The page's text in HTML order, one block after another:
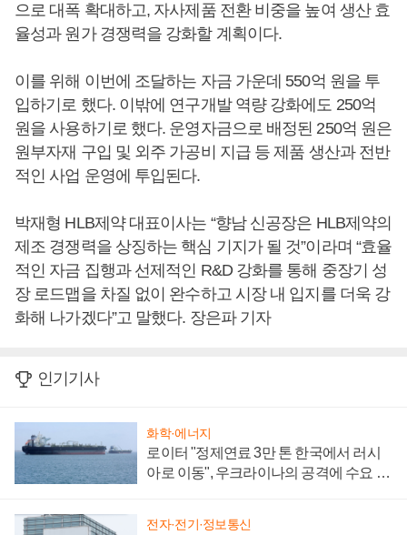
으로 대폭 확대하고, 자사제품 전환 비중을 높여 생산 효
율성과 원가 경쟁력을 강화할 계획이다.
이를 위해 이번에 조달하는 자금 가운데 550억 원을 투
입하기로 했다. 이밖에 연구개발 역량 강화에도 250억
원을 사용하기로 했다. 운영자금으로 배정된 250억 원은
원부자재 구입 및 외주 가공비 지급 등 제품 생산과 전반
적인 사업 운영에 투입된다.
박재형 HLB제약 대표이사는 “향남 신공장은 HLB제약의
제조 경쟁력을 상징하는 핵심 기지가 될 것”이라며 “효율
적인 자금 집행과 선제적인 R&D 강화를 통해 중장기 성
장 로드맵을 차질 없이 완수하고 시장 내 입지를 더욱 강
화해 나가겠다”고 말했다. 장은파 기자
인기기사
화학·에너지
로이터 "정제연료 3만 톤 한국에서 러시
아로 이동", 우크라이나의 공격에 수요 늘
전자·전기·정보통신